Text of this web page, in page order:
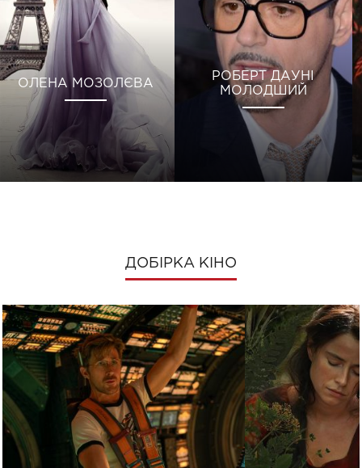
ОЛЕНА МОЗОЛЄВА
РОБЕРТ ДАУНІ
МОЛОДШИЙ
ДОБІРКА КІНО